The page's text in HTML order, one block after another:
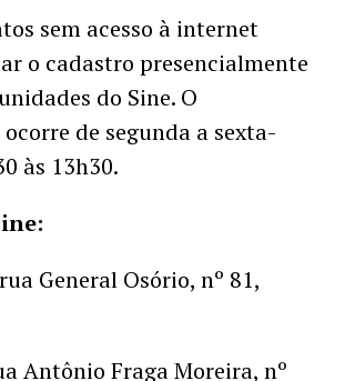
sem acesso à internet
o cadastro presencialmente
do Sine. O
de segunda a sexta-
às 13h30.
General Osório, nº 81,
Antônio Fraga Moreira, nº